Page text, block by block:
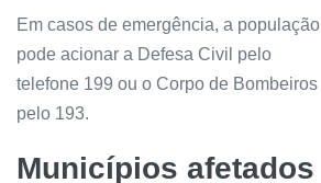
Em casos de emergência, a população
pode acionar a Defesa Civil pelo
telefone 199 ou o Corpo de Bombeiros
pelo 193.
Municípios afetados